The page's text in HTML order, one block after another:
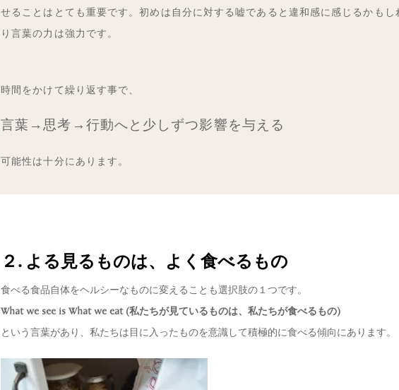
せることはとても重要です。初めは自分に対する嘘であると違和感に感じるかもし
り言葉の力は強力です。
時間をかけて繰り返す事で、
言葉→思考→行動へと少しずつ影響を与える
可能性は十分にあります。
２. よる見るものは、よく食べるもの
食べる食品自体をヘルシーなものに変えることも選択肢の１つです。
What we see is What we eat (私たちが見ているものは、私たちが食べるもの)
という言葉があり、私たちは目に入ったものを意識して積極的に食べる傾向にあります。